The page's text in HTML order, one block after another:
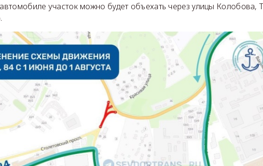
участок можно будет объехать через улицы Колобова,